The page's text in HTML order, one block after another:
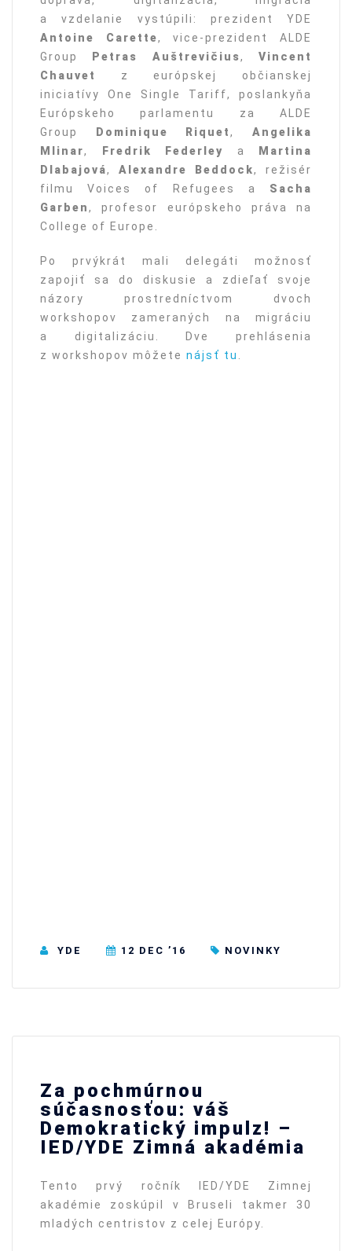
a vzdelanie vystúpili: prezident YDE
Antoine Carette, vice-prezident ALDE
Group Petras Auštrevičius,Vincent
Chauvet
z európskej občianskej
iniciatívy One Single Tariff, poslankyňa
Európskeho parlamentu za ALDE
Group Dominique Riquet,Angelika
Mlinar, Fredrik Federley a Martina
Dlabajová, Alexandre Beddock, režisér
filmu Voices of Refugees a Sacha
Garben, profesor európskeho práva na
College of Europe.
Po prvýkrát mali delegáti možnosť
zapojiť sa do diskusie a zdieľať svoje
názory prostredníctvom dvoch
workshopov zameraných na migráciu
a digitalizáciu. Dve prehlásenia
z workshopov môžete nájsť tu
YDE 12 DEC ’16 NOVINKY
Za pochmúrnou
súčasnosťou: váš
Demokratický impulz! –
IED/YDE Zimná akadémia
Tento prvý ročník IED/YDE Zimnej
akadémie zoskúpil v Bruseli takmer 30
mladých centristov z celej Európy.